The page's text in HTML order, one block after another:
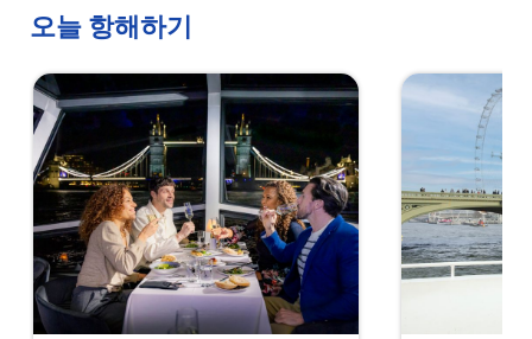
오늘 항해하기